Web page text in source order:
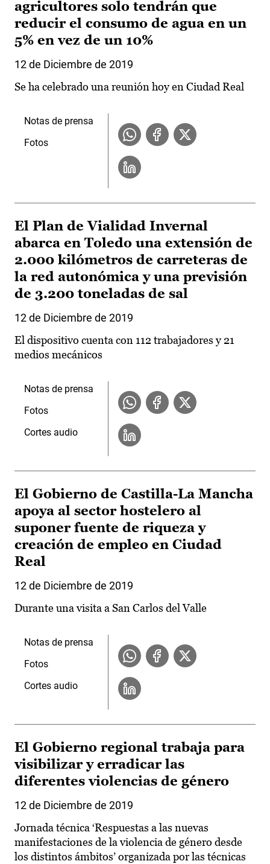
agricultores solo tendrán que
reducir el consumo de agua en un
5% en vez de un 10%
12 de Diciembre de 2019
Se ha celebrado una reunión hoy en Ciudad Real
Notas de prensa
Fotos
El Plan de Vialidad Invernal
abarca en Toledo una extensión de
2.000 kilómetros de carreteras de
la red autonómica y una previsión
de 3.200 toneladas de sal
12 de Diciembre de 2019
El dispositivo cuenta con 112 trabajadores y 21
medios mecánicos
Notas de prensa
Fotos
Cortes audio
El Gobierno de Castilla-La Mancha
apoya al sector hostelero al
suponer fuente de riqueza y
creación de empleo en Ciudad
Real
12 de Diciembre de 2019
Durante una visita a San Carlos del Valle
Notas de prensa
Fotos
Cortes audio
El Gobierno regional trabaja para
visibilizar y erradicar las
diferentes violencias de género
12 de Diciembre de 2019
Jornada técnica ‘Respuestas a las nuevas
manifestaciones de la violencia de género desde
los distintos ámbitos’ organizada por las técnicas